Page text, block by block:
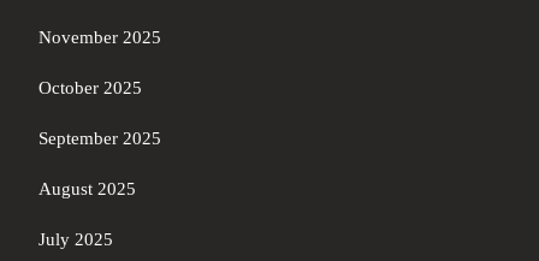
November 2025
October 2025
September 2025
August 2025
July 2025